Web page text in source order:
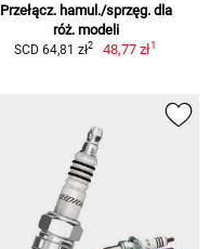
Przełącz. hamul./sprzęg. dla
róż. modeli
SCD 64,81 zł2 48,77 zł1